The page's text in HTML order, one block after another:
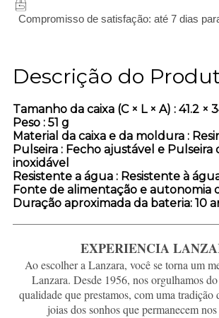
Compromisso de satisfação: até 7 dias
Descrição do
Tamanho da caixa (C × L × A) : 41.2 ×
Peso: 51 g
Material da caixa e da moldura :
Pulseira : Fecho ajustável e Pulseira
inoxidável
Resistente a água: Resistente à
Fonte de alimentação e autonomia
Duração aproximada da bateria: 10
EXPERIENCIA
Ao escolher a Lanzara, você se torna um
Lanzara. Desde 1956, nos orgulhamos
qualidade que prestamos, com uma tradição
joias dos sonhos que permanecem